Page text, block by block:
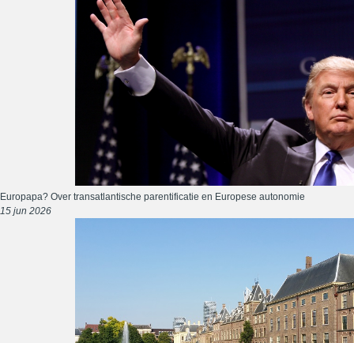
Europapa? Over transatlantische parentificatie en Europese autonomie
15 jun 2026